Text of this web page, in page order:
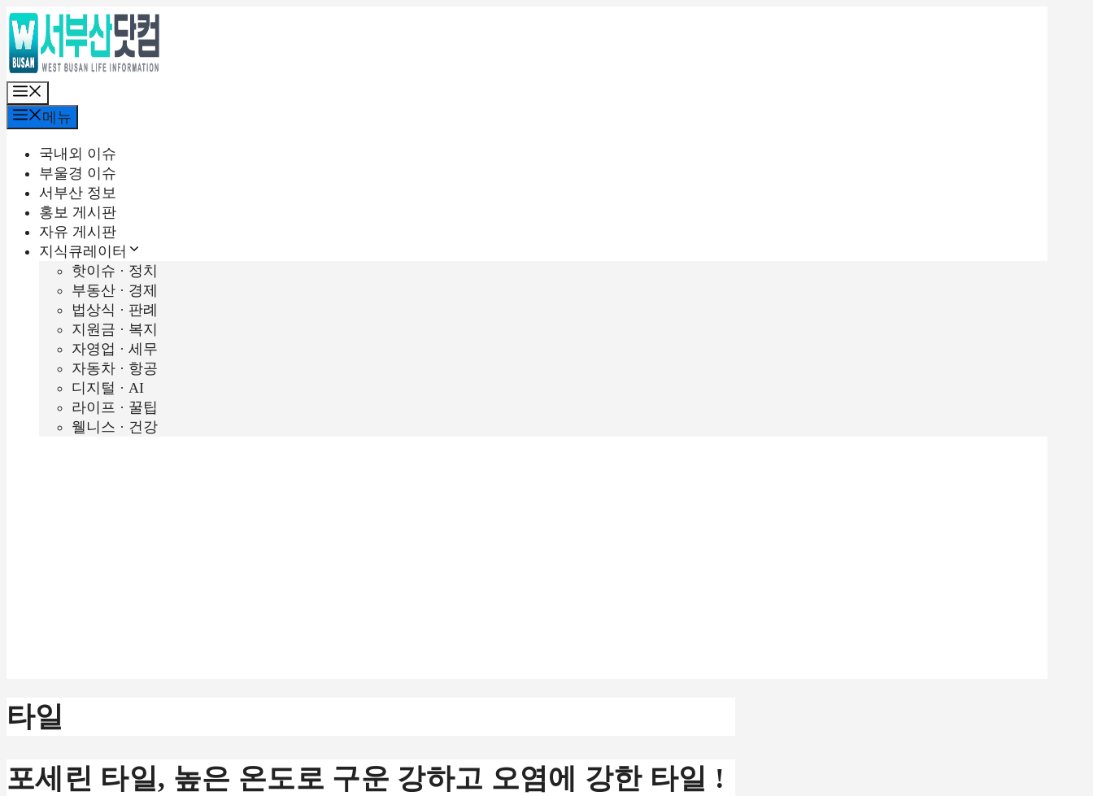
컨
텐
츠
로
건
너
뛰
뉴
메뉴
국내외 이슈
부울경 이슈
서부산 정보
홍보 게시판
자유 게시판
지식큐레이터
핫이슈 · 정치
부동산 · 경제
법상식 · 판례
지원금 · 복지
자영업 · 세무
자동차 · 항공
디지털 · AI
라이프 · 꿀팁
웰니스 · 건강
타일
포세린 타일, 높은 온도로 구운 강하고 오염에 강한 타일 !